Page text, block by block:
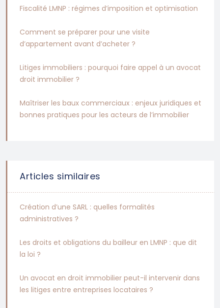
Fiscalité LMNP : régimes d’imposition et optimisation
Comment se préparer pour une visite
d’appartement avant d’acheter ?
Litiges immobiliers : pourquoi faire appel à un avocat
droit immobilier ?
Maîtriser les baux commerciaux : enjeux juridiques et
bonnes pratiques pour les acteurs de l’immobilier
Articles similaires
Création d’une SARL : quelles formalités
administratives ?
Les droits et obligations du bailleur en LMNP : que dit
la loi ?
Un avocat en droit immobilier peut-il intervenir dans
les litiges entre entreprises locataires ?